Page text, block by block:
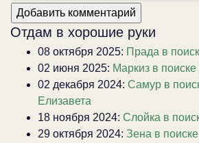
Отдам в хорошие руки
08 октября 2025: Прада в
02 июня 2025: Маркиз в
02 декабря 2024: Самур в
Елизавета
18 ноября 2024: Слойка в
29 октября 2024: Зена в